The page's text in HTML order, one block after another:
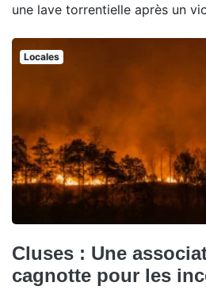
une lave torrentielle après un
Locales
Cluses : Une
cagnotte pour les